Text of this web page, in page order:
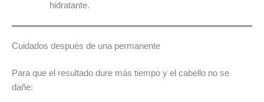
hidratante.
Cuidados después de una permanente
Para que el resultado dure más tiempo y el cabello no se
dañe: